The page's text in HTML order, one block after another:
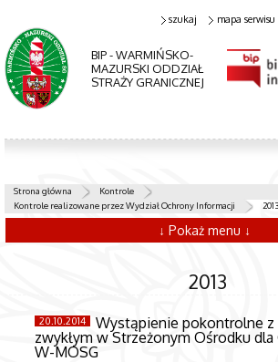
BIP - WARMIŃSKO-
MAZURSKI ODDZIAŁ
STRAŻY GRANICZNEJ
szukaj mapa serwisu
Strona główna
Kontrole
Kontrole realizowane przez Wydział Ochrony Informacji
2013
↓ Pokaż menu ↓
2013
20.10.2014 Wystąpienie pokontrolne
zwykłym w Strzeżonym Ośrodku
W-MOSG